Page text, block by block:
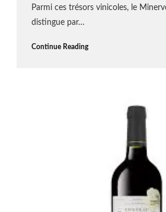
Parmi ces trésors vinicoles, le
distingue par…
Continue Reading